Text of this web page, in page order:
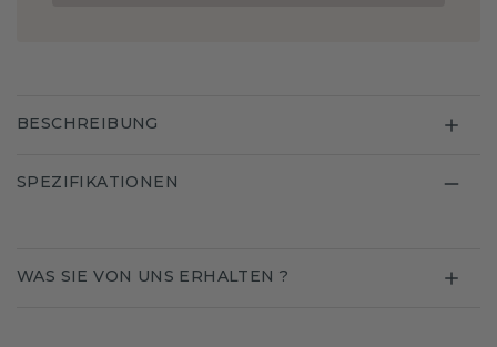
BESCHREIBUNG
SPEZIFIKATIONEN
WAS SIE VON UNS ERHALTEN ?